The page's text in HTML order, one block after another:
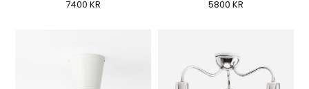
7400KR 5800 KR